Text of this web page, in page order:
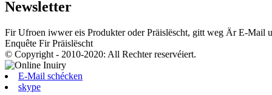
Newsletter
Fir Ufroen iwwer eis Produkter oder Präislëscht, gitt weg Är E-Mail
Enquête Fir Präislëscht
© Copyright - 2010-2020: All Rechter reservéiert.
E-Mail schécken
skype